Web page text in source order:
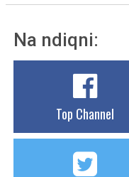
Na ndiqni:
Top Channel